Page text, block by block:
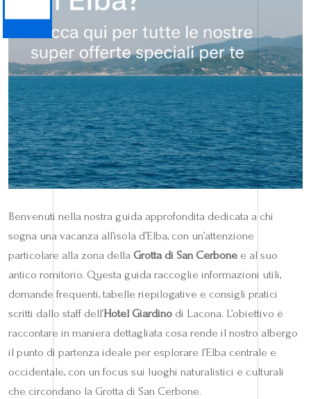
Benvenuti nella nostra guida approfondita dedicata a chi
sogna una vacanza all’isola d’Elba, con un’attenzione
particolare alla zona della Grotta di San Cerbone e al suo
antico romitorio. Questa guida raccoglie informazioni utili,
domande frequenti, tabelle riepilogative e consigli pratici
scritti dallo staff dell’Hotel Giardino di Lacona. L’obiettivo è
raccontare in maniera dettagliata cosa rende il nostro albergo
il punto di partenza ideale per esplorare l’Elba centrale e
occidentale, con un focus sui luoghi naturalistici e culturali
che circondano la Grotta di San Cerbone.